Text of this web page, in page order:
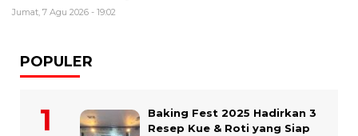
Jumat, 7 Agu 2026 - 19:02
POPULER
Baking Fest 2025 Hadirkan 3
Resep Kue & Roti yang Siap